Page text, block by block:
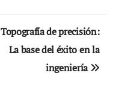
Topografía de precisión:
La base del éxito en la
ingeniería